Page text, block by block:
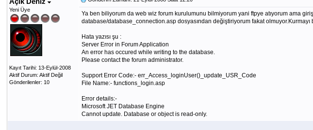
Yeni Üye
Kayıt Tarihi: 13-Eylül-2008
Aktif Durum: Aktif Değil
Gönderilenler: 10
Ya ben biliyorum da web wiz forum kurulumunu bilmiyorum yani ftpye atıyorum ama
database/database_connection.asp dosyasından değiştiriyorum fakat
Hata yazısı şu :
Server Error in Forum Application
An error has occured while writing to the database.
Please contact the forum administrator.
Support Error Code:- err_Access_loginUser()_update_USR_Code
File Name:- functions_login.asp
Error details:-
Microsoft JET Database Engine
Cannot update. Database or object is read-only.